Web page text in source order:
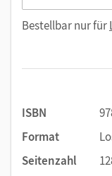
Bestellbar nur für
ISBN
Format
Seitenzahl